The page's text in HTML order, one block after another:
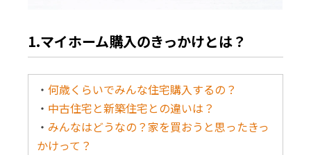
1.マイホーム購入のきっかけとは？
・何歳くらいでみんな住宅購入するの？
・ 中古住宅と新築住宅との違いは？
・ みんなはどうなの？家を買おうと思ったきっ
かけって？